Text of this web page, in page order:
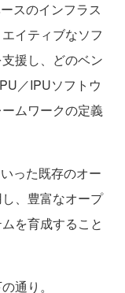
スのインフラス
イティブなソフ
援し、どのベン
／IPUソフトウ
ムワークの定義
った既存のオー
、豊富なオープ
を育成すること
通り。